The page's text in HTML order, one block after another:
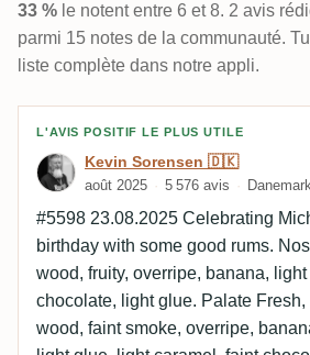
33 % le notent entre 6 et 8. 2 avis
parmi 15 notes de la communauté.
liste complète dans notre appli.
Avis de Kevin Sorensen
L'AVIS POSITIF LE PLUS UTILE
Kevin Sorensen 🇩🇰
août 2025 5 576 avis
#5598 23.08.2025 Celebrating
birthday with some good rums.
wood, fruity, overripe, banana,
chocolate, light glue. Palate
wood, faint smoke, overripe,